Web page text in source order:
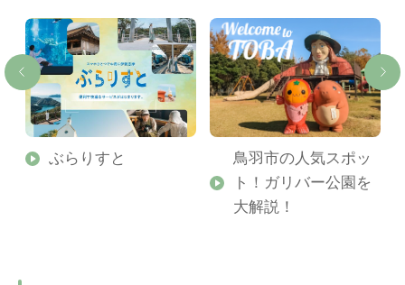
ぶらりすと
鳥羽市の人気スポッ
ト！ガリバー公園を
大解説！